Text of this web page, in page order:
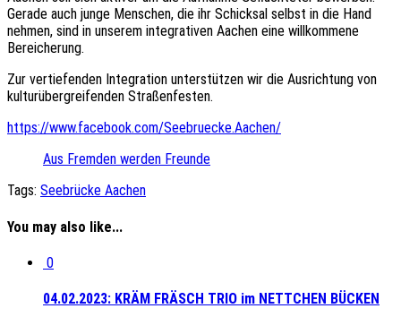
Gerade auch junge Menschen, die ihr Schicksal selbst in die Hand
nehmen, sind in unserem integrativen Aachen eine willkommene
Bereicherung.
Zur vertiefenden Integration unterstützen wir die Ausrichtung von
kulturübergreifenden Straßenfesten.
https://www.facebook.com/Seebruecke.Aachen/
Aus Fremden werden Freunde
Tags: Seebrücke Aachen
You may also like...
0
04.02.2023: KRÄM FRÄSCH TRIO im NETTCHEN BÜCKEN